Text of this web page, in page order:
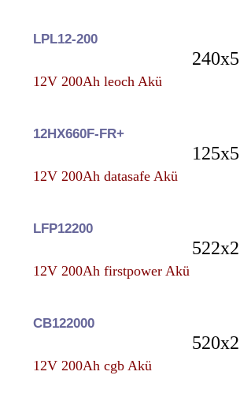
LPL12-200
12V 200Ah leoch Akü
12HX660F-FR+
12V 200Ah datasafe Akü
LFP12200
12V 200Ah firstpower Akü
CB122000
12V 200Ah cgb Akü